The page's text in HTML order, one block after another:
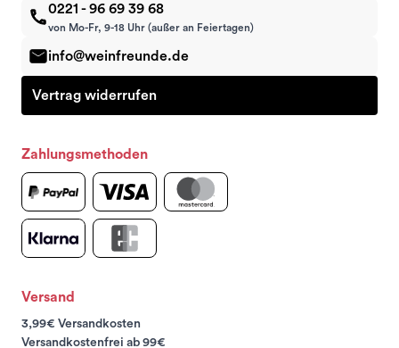
0221 - 96 69 39 68
von Mo-Fr, 9-18 Uhr (außer an Feiertagen)
info@weinfreunde.de
Vertrag widerrufen
Zahlungsmethoden
Versand
3,99€ Versandkosten
Versandkostenfrei ab 99€